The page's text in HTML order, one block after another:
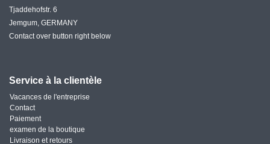
Tjaddehofstr. 6
Jemgum, GERMANY
Contact over button right below
Service à la clientèle
Vacances de l'entreprise
Contact
Paiement
examen de la boutique
Livraison et retours